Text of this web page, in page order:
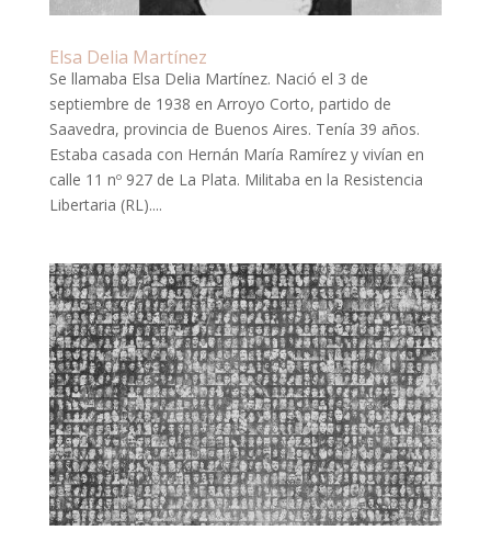
Elsa Delia Martínez
Se llamaba Elsa Delia Martínez. Nació el 3 de
septiembre de 1938 en Arroyo Corto, partido de
Saavedra, provincia de Buenos Aires. Tenía 39 años.
Estaba casada con Hernán María Ramírez y vivían en
calle 11 nº 927 de La Plata. Militaba en la Resistencia
Libertaria (RL)....